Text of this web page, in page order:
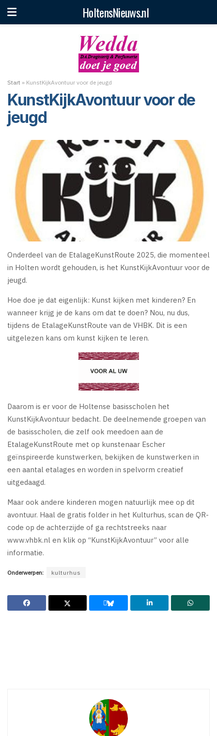
HoltensNieuws.nl
Start » KunstKijkAvontuur voor de jeugd
KunstKijkAvontuur voor de
jeugd
Onderdeel van de EtalageKunstRoute 2025, die momenteel
in Holten wordt gehouden, is het KunstKijkAvontuur voor de
jeugd.
Hoe doe je dat eigenlijk: Kunst kijken met kinderen? En
wanneer krijg je de kans om dat te doen? Nou, nu dus,
tijdens de EtalageKunstRoute van de VHBK. Dit is een
uitgelezen kans om kunst kijken te leren.
Daarom is er voor de Holtense basisscholen het
KunstKijkAvontuur bedacht. De deelnemende groepen van
de basisscholen, die zelf ook meedoen aan de
EtalageKunstRoute met op kunstenaar Escher
geïnspireerde kunstwerken, bekijken de kunstwerken in
een aantal etalages en worden in spelvorm creatief
uitgedaagd.
Maar ook andere kinderen mogen natuurlijk mee op dit
avontuur. Haal de gratis folder in het Kulturhus, scan de QR-
code op de achterzijde of ga rechtstreeks naar
www.vhbk.nl en klik op “KunstKijkAvontuur” voor alle
informatie.
Onderwerpen: kulturhus